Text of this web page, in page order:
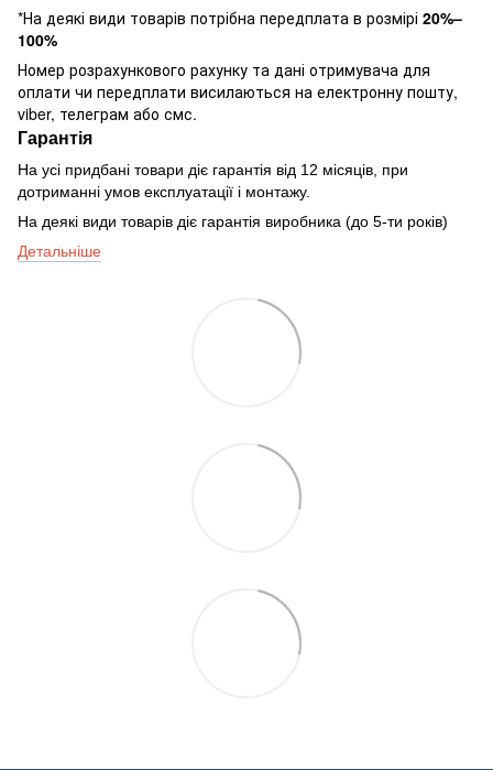
*На деякі види товарів потрібна передплата в розмірі 20%–
100%
Номер розрахункового рахунку та дані отримувача для
оплати чи передплати висилаються на електронну пошту,
viber, телеграм або смс.
Гарантія
На усі придбані товари діє гарантія від 12 місяців, при
дотриманні умов експлуатації і монтажу.
На деякі види товарів діє гарантія виробника (до 5-ти років)
Детальніше